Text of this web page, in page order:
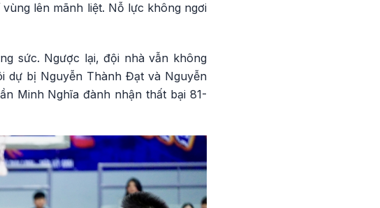
lên mãnh liệt. Nỗ lực không ngơi
sức. Ngược lại, đội nhà vẫn không
dự bị Nguyễn Thành Đạt và Nguyễn
Minh Nghĩa đành nhận thất bại 81-